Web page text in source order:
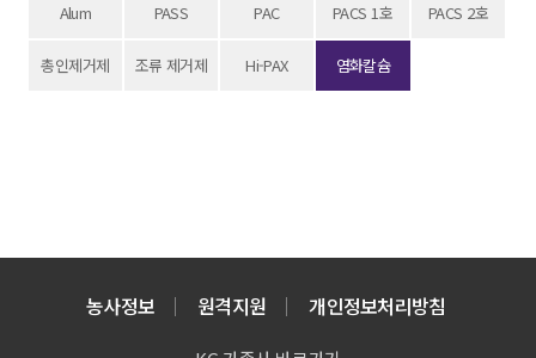
Alum PASS PAC PACS 1호 PACS 2호
총인제거제 조류 제거제 Hi-PAX 염화칼슘
농사정보 원격지원 개인정보처리방침